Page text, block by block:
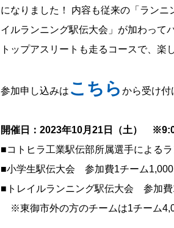
になりました！ 内容も従来の「ラン
イルランニング駅伝大会」が加わって
トップアスリートも走るコースで、楽
参加申し込みは こちら から受け
開催日：2023年10月21日（土）
■コトヒラ工業駅伝部所属選手による
■小学生駅伝大会 参加費1チーム1,000
■トレイルランニング駅伝大会 参加費
※東御市外の方のチームは1チーム